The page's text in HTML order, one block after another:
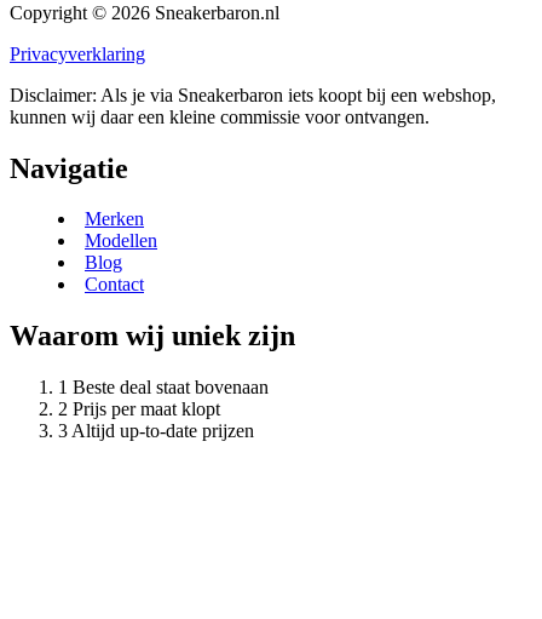
Copyright © 2026 Sneakerbaron.nl
Privacyverklaring
Disclaimer: Als je via Sneakerbaron iets koopt bij een webshop,
kunnen wij daar een kleine commissie voor ontvangen.
Navigatie
Merken
Modellen
Blog
Contact
Waarom wij uniek zijn
Beste deal staat bovenaan
Prijs per maat klopt
Altijd up-to-date prijzen